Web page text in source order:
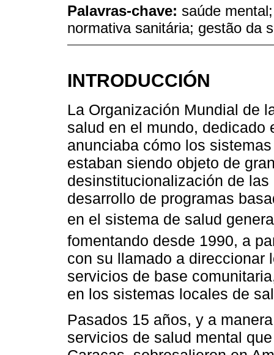
Palavras-chave: saúde
normativa sanitária; gestão da
INTRODUCCIÓN
La Organización Mundial de
salud en el mundo, dedicado
anunciaba cómo los
estaban siendo objeto de
desinstitucionalización de
desarrollo de programas
en el sistema de salud
fomentando desde 1990, a
con su llamado a direccionar
servicios de base
en los sistemas locales de
Pasados 15 años, y a
servicios de salud mental